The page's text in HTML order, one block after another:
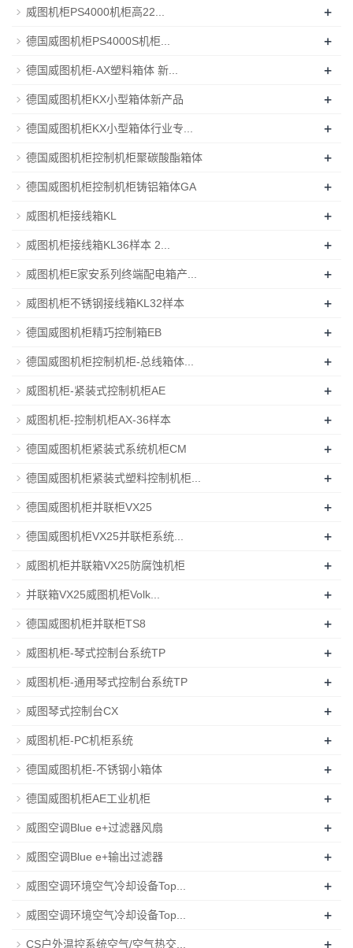
威图机柜PS4000机柜高22... +
德国威图机柜PS4000S机柜... +
德国威图机柜-AX塑料箱体 新... +
德国威图机柜KX小型箱体新产品 +
德国威图机柜KX小型箱体行业专... +
德国威图机柜控制机柜聚碳酸酯箱体 +
德国威图机柜控制机柜铸铝箱体GA +
威图机柜接线箱KL +
威图机柜接线箱KL36样本 2... +
威图机柜E家安系列终端配电箱产... +
威图机柜不锈钢接线箱KL32样本 +
德国威图机柜精巧控制箱EB +
德国威图机柜控制机柜-总线箱体... +
威图机柜-紧装式控制机柜AE +
威图机柜-控制机柜AX-36样本 +
德国威图机柜紧装式系统机柜CM +
德国威图机柜紧装式塑料控制机柜... +
德国威图机柜并联柜VX25 +
德国威图机柜VX25并联柜系统... +
威图机柜并联箱VX25防腐蚀机柜 +
并联箱VX25威图机柜Volk... +
德国威图机柜并联柜TS8 +
威图机柜-琴式控制台系统TP +
威图机柜-通用琴式控制台系统TP +
威图琴式控制台CX +
威图机柜-PC机柜系统 +
德国威图机柜-不锈钢小箱体 +
德国威图机柜AE工业机柜 +
威图空调Blue e+过滤器风扇 +
威图空调Blue e+输出过滤器 +
威图空调环境空气冷却设备Top... +
威图空调环境空气冷却设备Top... +
CS户外温控系统空气/空气热交... +